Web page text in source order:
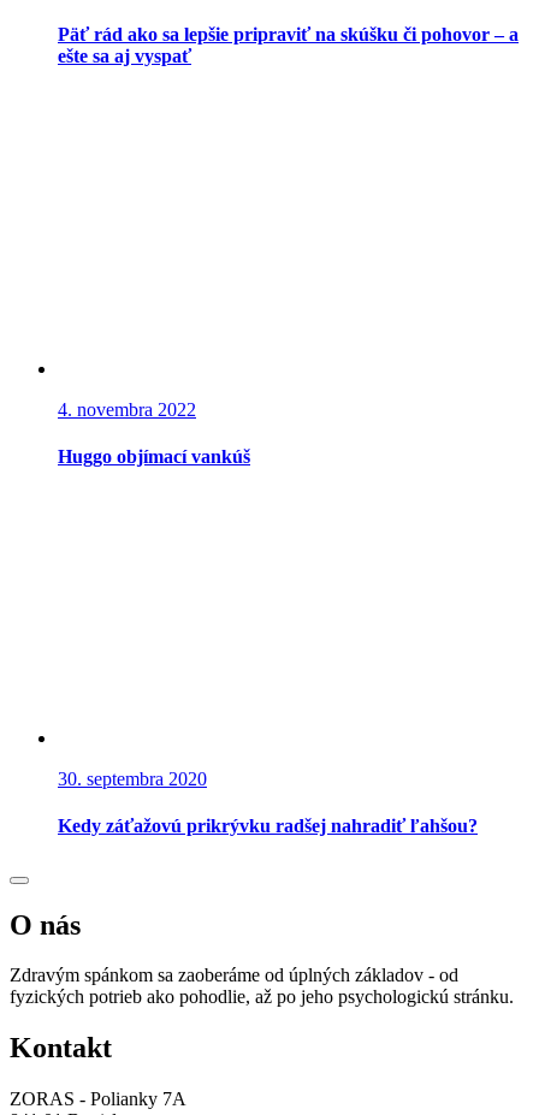
Päť rád ako sa lepšie pripraviť na skúšku či pohovor – a
ešte sa aj vyspať
4. novembra 2022
Huggo objímací vankúš
30. septembra 2020
Kedy záťažovú prikrývku radšej nahradiť ľahšou?
O nás
Zdravým spánkom sa zaoberáme od úplných základov - od
fyzických potrieb ako pohodlie, až po jeho psychologickú stránku.
Kontakt
ZORAS - Polianky 7A